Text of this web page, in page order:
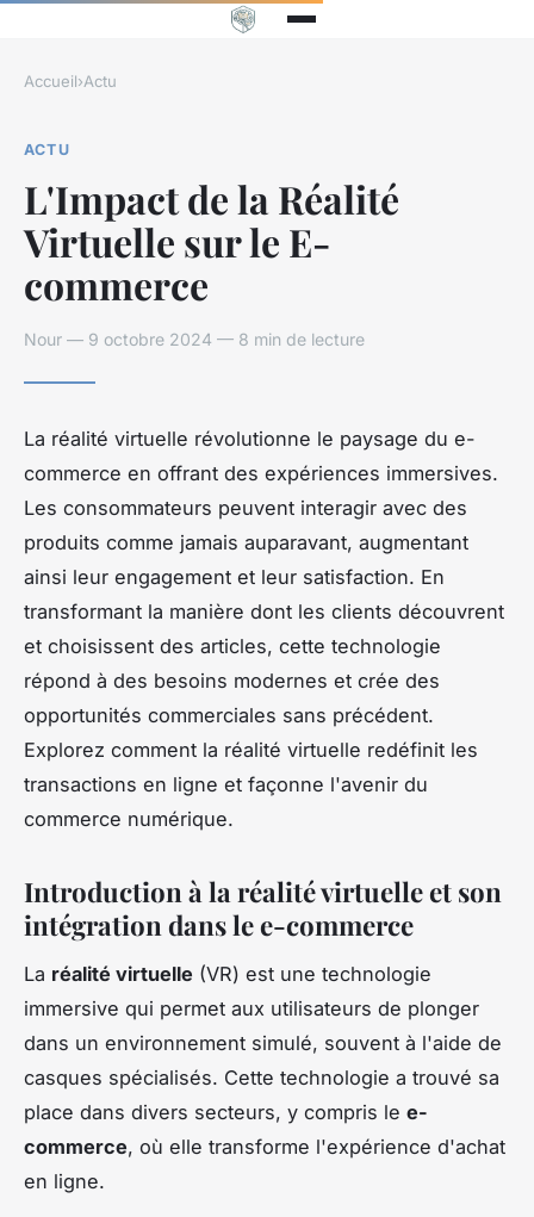
Accueil›Actu
ACTU
L'Impact de la Réalité
Virtuelle sur le E-
commerce
Nour — 9 octobre 2024 — 8 min de lecture
La réalité virtuelle révolutionne le paysage du e-
commerce en offrant des expériences immersives.
Les consommateurs peuvent interagir avec des
produits comme jamais auparavant, augmentant
ainsi leur engagement et leur satisfaction. En
transformant la manière dont les clients découvrent
et choisissent des articles, cette technologie
répond à des besoins modernes et crée des
opportunités commerciales sans précédent.
Explorez comment la réalité virtuelle redéfinit les
transactions en ligne et façonne l'avenir du
commerce numérique.
Introduction à la réalité virtuelle et son
intégration dans le e-commerce
La réalité virtuelle (VR) est une technologie
immersive qui permet aux utilisateurs de plonger
dans un environnement simulé, souvent à l'aide de
casques spécialisés. Cette technologie a trouvé sa
place dans divers secteurs, y compris le e-
commerce, où elle transforme l'expérience d'achat
en ligne.